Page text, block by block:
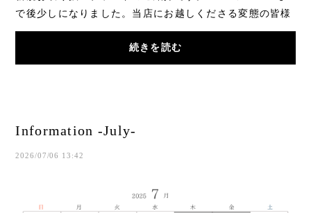
で後少しになりました。当店にお越しくださる変態の皆様
は既にご存知かと思いますが、、、遠方からOPEN...
続きを読む
Information -July-
2026/07/06 13:42